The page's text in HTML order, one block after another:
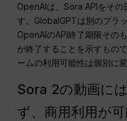
OpenAIは、Sora APIをそ
す。GlobalGPTは別のプラ
OpenAIのAPI終了期限その
が終了することを示すもの
ームの利用可能性は個別に
Sora 2の動画に
ず、商用利用が